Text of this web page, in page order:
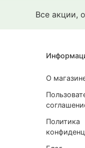
Все акции,
О
Политика